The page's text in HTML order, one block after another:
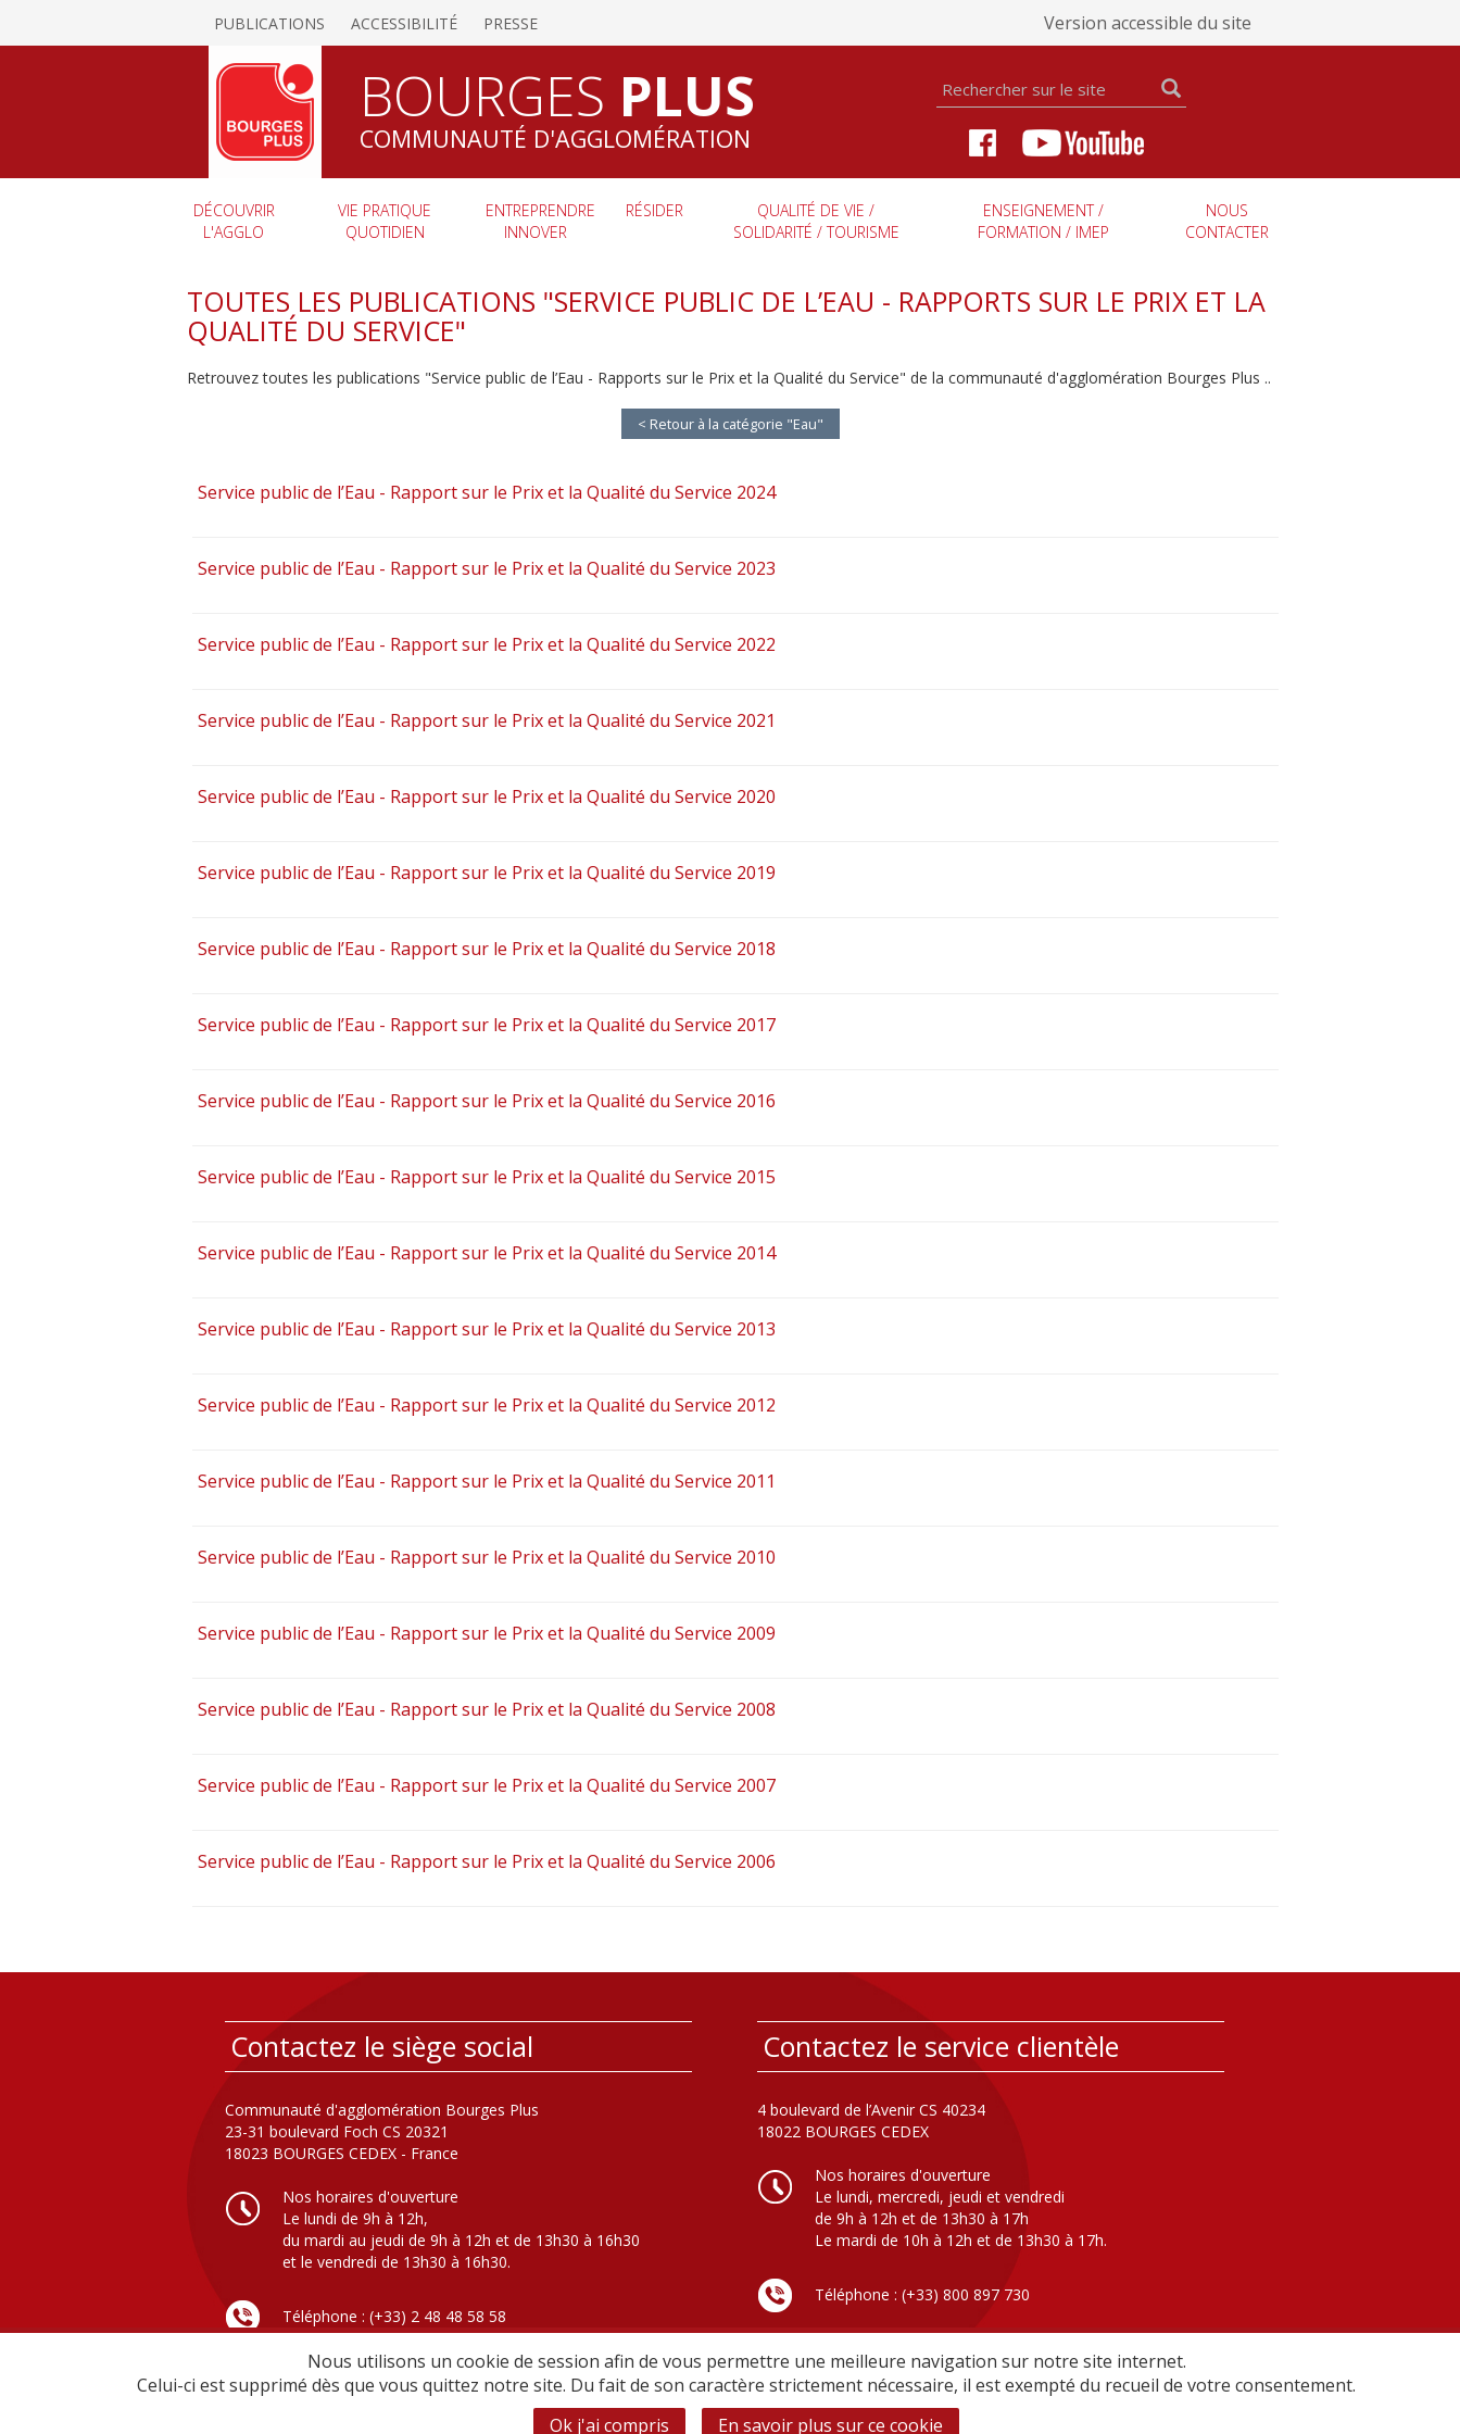
PUBLICATIONS ACCESSIBILITÉ PRESSE Version accessible du site
BOURGES PLUS
COMMUNAUTÉ D'AGGLOMÉRATION
DÉCOUVRIR
L'AGGLO
VIE PRATIQUE
QUOTIDIEN
ENTREPRENDRE
INNOVER
RÉSIDER
QUALITÉ DE VIE /
SOLIDARITÉ / TOURISME
ENSEIGNEMENT /
FORMATION / IMEP
NOUS
CONTACTER
TOUTES LES PUBLICATIONS "SERVICE PUBLIC DE L’EAU - RAPPORTS SUR LE PRIX ET LA
QUALITÉ DU SERVICE"
Retrouvez toutes les publications "Service public de l’Eau - Rapports sur le Prix et la Qualité du Service" de la communauté d'agglomération Bourges Plus ..
< Retour à la catégorie "Eau"
Service public de l’Eau - Rapport sur le Prix et la Qualité du Service 2024
Service public de l’Eau - Rapport sur le Prix et la Qualité du Service 2023
Service public de l’Eau - Rapport sur le Prix et la Qualité du Service 2022
Service public de l’Eau - Rapport sur le Prix et la Qualité du Service 2021
Service public de l’Eau - Rapport sur le Prix et la Qualité du Service 2020
Service public de l’Eau - Rapport sur le Prix et la Qualité du Service 2019
Service public de l’Eau - Rapport sur le Prix et la Qualité du Service 2018
Service public de l’Eau - Rapport sur le Prix et la Qualité du Service 2017
Service public de l’Eau - Rapport sur le Prix et la Qualité du Service 2016
Service public de l’Eau - Rapport sur le Prix et la Qualité du Service 2015
Service public de l’Eau - Rapport sur le Prix et la Qualité du Service 2014
Service public de l’Eau - Rapport sur le Prix et la Qualité du Service 2013
Service public de l’Eau - Rapport sur le Prix et la Qualité du Service 2012
Service public de l’Eau - Rapport sur le Prix et la Qualité du Service 2011
Service public de l’Eau - Rapport sur le Prix et la Qualité du Service 2010
Service public de l’Eau - Rapport sur le Prix et la Qualité du Service 2009
Service public de l’Eau - Rapport sur le Prix et la Qualité du Service 2008
Service public de l’Eau - Rapport sur le Prix et la Qualité du Service 2007
Service public de l’Eau - Rapport sur le Prix et la Qualité du Service 2006
Contactez le siège social
Communauté d'agglomération Bourges Plus
23-31 boulevard Foch CS 20321
18023 BOURGES CEDEX - France
Nos horaires d'ouverture
Le lundi de 9h à 12h,
du mardi au jeudi de 9h à 12h et de 13h30 à 16h30
et le vendredi de 13h30 à 16h30.
Téléphone : (+33) 2 48 48 58 58
Contactez le service clientèle
4 boulevard de l’Avenir CS 40234
18022 BOURGES CEDEX
Nos horaires d'ouverture
Le lundi, mercredi, jeudi et vendredi
de 9h à 12h et de 13h30 à 17h
Le mardi de 10h à 12h et de 13h30 à 17h.
Téléphone : (+33) 800 897 730
(Appel gratuit - Basculement vers l'astreinte eau/assainissement
en dehors des horaires d’ouverture au public )
Nous utilisons un cookie de session afin de vous permettre une meilleure navigation sur notre site internet.
Celui-ci est supprimé dès que vous quittez notre site. Du fait de son caractère strictement nécessaire, il est exempté du recueil de votre consentement.
Ok j'ai compris
En savoir plus sur ce cookie